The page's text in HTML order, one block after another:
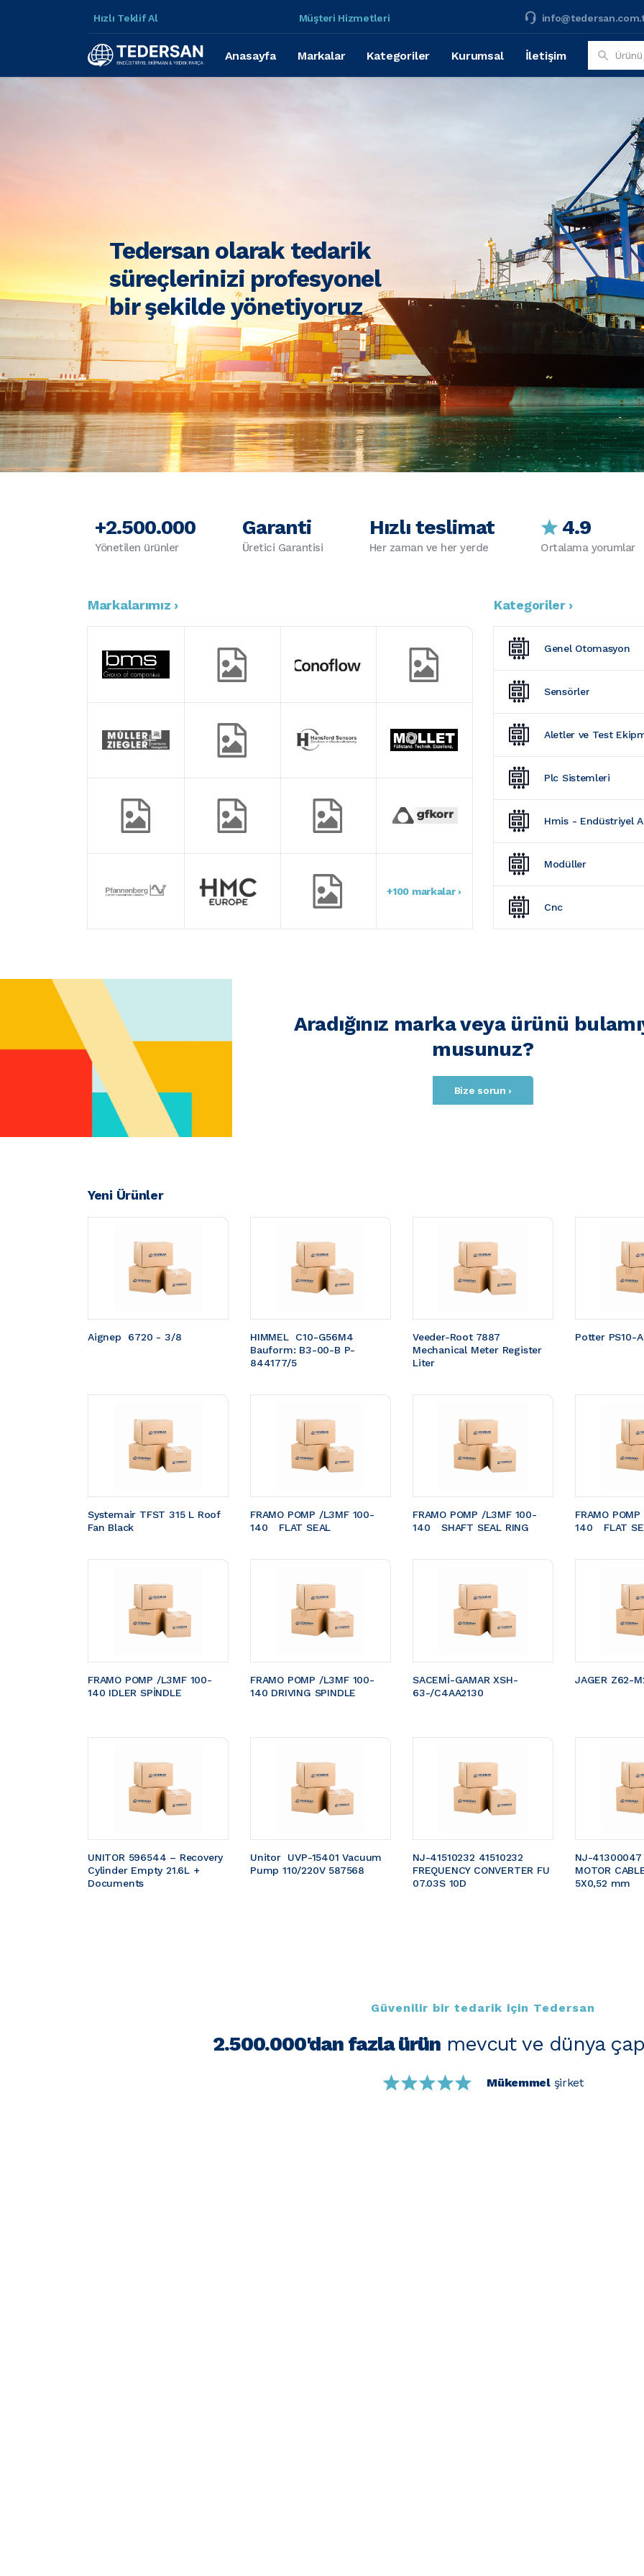
Hızlı Teklif Al Müşteri Hizmetleri
Anasayfa Markalar Kategoriler Kurumsal İletişim
Tedersan olarak tedarik
süreçlerinizi profesyonel
bir şekilde yönetiyoruz
+2.500.000
Yönetilen ürünler
Garanti
Üretici Garantisi
Hızlı teslimat
Her zaman ve her yerde
4.9
Ortalama yorumlar
Markalarımız ›
+100 markalar ›
Kategoriler ›
Genel Otomasyon
Sensörler
Aletler ve Test
Plc Sistemleri
Hmis - Endüstriyel
Modüller
Cnc
Aradığınız marka veya ürünü
musunuz?
Bize sorun ›
Yeni Ürünler
Aignep  6720 - 3/8
HIMMEL  C10-G56M4
Bauform: B3-00-B P-
844177/5
Veeder-Root 7887
Mechanical Meter Register
Liter
Potter PS10-A
Systemair TFST 315 L Roof
Fan Black
FRAMO POMP /L3MF 100-
140	FLAT SEAL
FRAMO POMP /L3MF 100-
140	SHAFT SEAL RING
FRAMO
140	FLAT
FRAMO POMP /L3MF 100-
140 IDLER SPİNDLE
FRAMO POMP /L3MF 100-
140 DRIVING SPINDLE
SACEMİ-GAMAR XSH-
63-/C4AA2130
JAGER Z62-
UNITOR 596544 – Recovery
Cylinder Empty 21.6L +
Documents
Unitor  UVP-15401 Vacuum
Pump 110/220V 587568
NJ-41510232 41510232
FREQUENCY CONVERTER FU
07.03S 10D
NJ-
MOTOR
5X0,52 mm
Güvenilir bir tedarik için Tedersan
2.500.000'dan fazla ürünmevcut ve dünya
Mükemmelşirket